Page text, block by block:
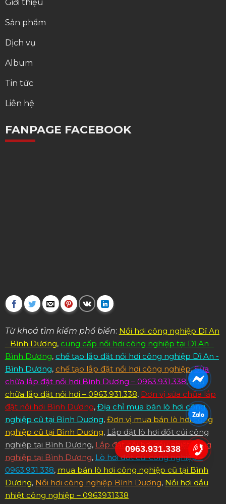
Giới thiệu
Sản phẩm
Dịch vụ
Album
Tin tức
Liên hệ
FANPAGE FACEBOOK
Từ khoá tìm kiếm phổ biến: Nồi hơi công nghiệp Dĩ An
- Bình Dương, cung cấp nồi hơi công nghiệp tại Dĩ An -
Bình Dương, chế tạo lắp đặt nồi hơi công nghiệp Dĩ An -
Bình Dương, chế tạo lắp đặt nồi hơi công nghiệp,Sửa
chữa lắp đặt nồi hơi Bình Dương – 0963.931.338,Sửa
chữa lắp đặt nồi hơi – 0963.931.338, Đơn vị sửa chữa lắp
đặt nồi hơi Bình Dương, Địa chỉ mua bán lò hơi công
nghiệp cũ tại Bình Dương, Đơn vị mua bán lò hơi công
nghiệp cũ tại Bình Dương, Lắp đặt lò hơi đốt củi công
nghiệp tại Bình Dương, Lắp đặt nồi hơi dầu nhiệt công
nghiệp tại Bình Dương, Lò hơi đốt củi công nghiệp –
0963.931.338, mua bán lò hơi công nghiệp cũ tại Bình
Dương, Nồi hơi công nghiệp Bình Dương, Nồi hơi dầu
nhiệt công nghiệp – 0963931338
0963.931.338